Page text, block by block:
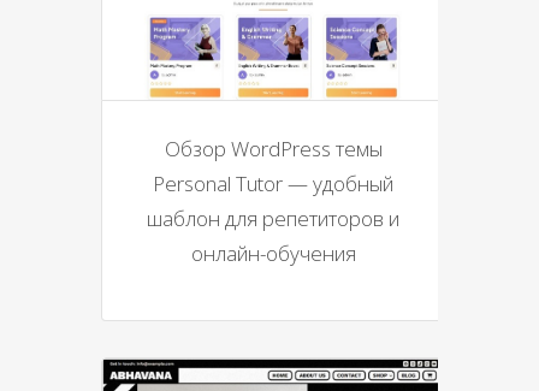
Обзор WordPress темы
Personal Tutor — удобный
шаблон для репетиторов и
онлайн-обучения